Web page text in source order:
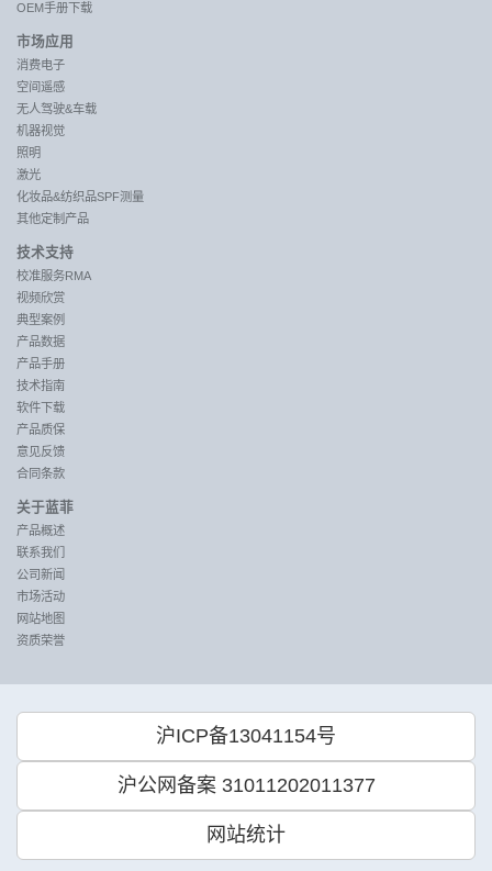
OEM手册下载
市场应用
消费电子
空间遥感
无人驾驶&车载
机器视觉
照明
激光
化妆品&纺织品SPF测量
其他定制产品
技术支持
校准服务RMA
视频欣赏
典型案例
产品数据
产品手册
技术指南
软件下载
产品质保
意见反馈
合同条款
关于蓝菲
产品概述
联系我们
公司新闻
市场活动
网站地图
资质荣誉
沪ICP备13041154号
沪公网备案 31011202011377
网站统计